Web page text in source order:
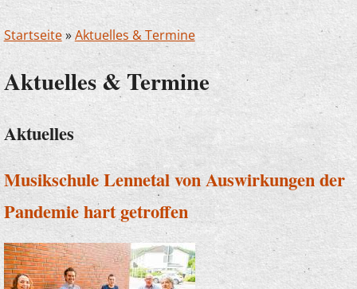
Startseite»Aktuelles & Termine
Aktuelles & Termine
Aktuelles
Musikschule Lennetal von Auswirkungen der
Pandemie hart getroffen